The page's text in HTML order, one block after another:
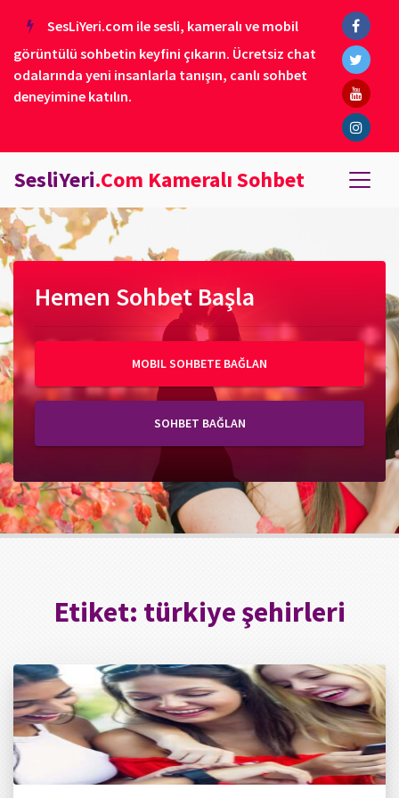
SesLiYeri.com ile sesli, kameralı ve mobil
görüntülü sohbetin keyfini çıkarın. Ücretsiz chat
odalarında yeni insanlarla tanışın, canlı sohbet
deneyimine katılın.
SesliYeri.Com Kameralı Sohbet
Hemen Sohbet Başla
MOBIL SOHBETE BAĞLAN
SOHBET BAĞLAN
Etiket: türkiye şehirleri